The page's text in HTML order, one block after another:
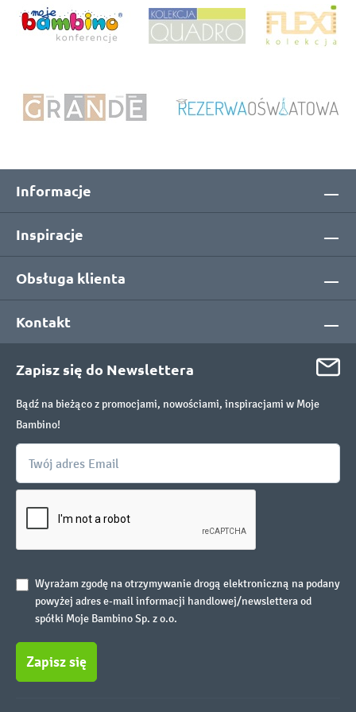
Informacje
Inspiracje
Obsługa klienta
Kontakt
Zapisz się do Newslettera
Bądź na bieżąco z promocjami, nowościami, inspiracjami w Moje
Bambino!
Wyrażam zgodę na otrzymywanie drogą elektroniczną na podany
powyżej adres e-mail informacji handlowej/newslettera od
spółki Moje Bambino Sp. z o.o.
Zapisz się